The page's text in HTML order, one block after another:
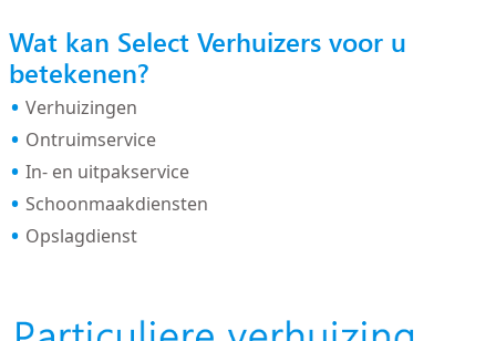
Wat kan Select Verhuizers voor u
betekenen?
Verhuizingen
Ontruimservice
In- en uitpakservice
Schoonmaakdiensten
Opslagdienst